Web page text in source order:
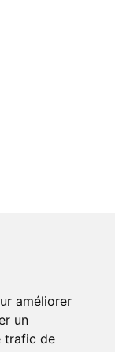
améliorer
un
trafic de